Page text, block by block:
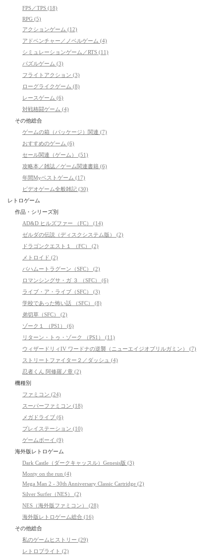
FPS／TPS (18)
RPG (5)
アクションゲーム (12)
アドベンチャー／ノベルゲーム (4)
シミュレーションゲーム／RTS (11)
パズルゲーム (3)
フライトアクション (3)
ローグライクゲーム (8)
レースゲーム (6)
対戦格闘ゲーム (4)
その他総合
ゲームの箱（パッケージ）関連 (7)
おすすめのゲーム (6)
セール関連（ゲーム） (51)
攻略本／雑誌／ゲーム関連書籍 (6)
年間Myベストゲーム (17)
ビデオゲーム全般雑記 (30)
レトロゲーム
作品・シリーズ別
AD&D ヒルズファー （FC） (14)
ゼルダの伝説（ディスクシステム版） (2)
ドラゴンクエスト１ （FC） (2)
メトロイド (2)
バハムートラグーン（SFC） (2)
ロマンシングサ・ガ ３ （SFC） (6)
ライブ・ア・ライブ（SFC） (3)
学校であった怖い話 （SFC） (8)
弟切草（SFC） (2)
ゾーク１ （PS1） (6)
リターン・トゥ・ゾーク （PS1） (11)
ウィザードリィIV ワードナの逆襲（ニューエイジオブリルガミン） (7)
ストリートファイター２／ダッシュ (4)
忍者くん 阿修羅ノ章 (2)
機種別
ファミコン (24)
スーパーファミコン (18)
メガドライブ (6)
プレイステーション (10)
ゲームボーイ (9)
海外版レトロゲーム
Dark Castle（ダークキャッスル）Genesis版 (3)
Monty on the run (4)
Mega Man 2 - 30th Anniversary Classic Cartridge (2)
Silver Surfer（NES） (2)
NES（海外版ファミコン） (28)
海外版レトロゲーム総合 (16)
その他総合
私のゲームヒストリー (29)
レトロブライト (2)